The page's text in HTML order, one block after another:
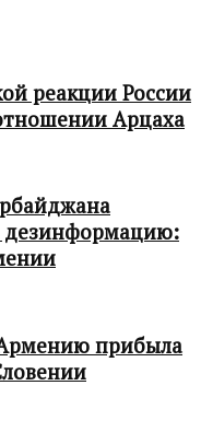
реакции России
Арцаха
дезинформацию:
прибыла